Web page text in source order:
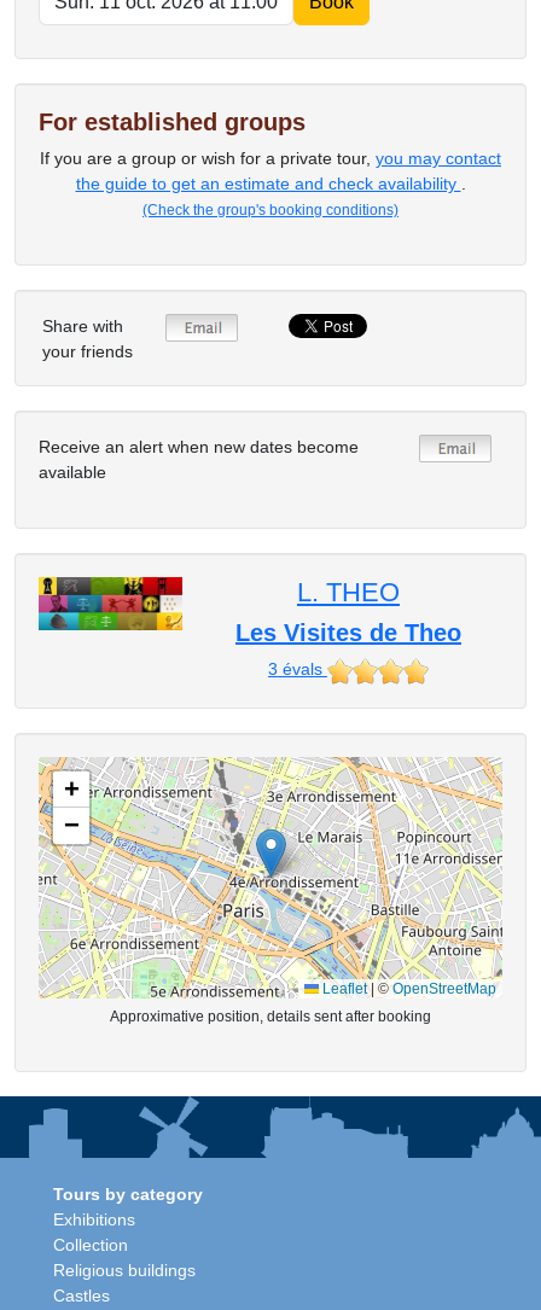
For established groups
If you are a group or wish for a private tour, you may contact
the guide to get an estimate and check availability
(Check the group's booking conditions)
Share with
your friends
Receive an alert when new dates become
available
L. THEO
Les Visites de Theo
3 évals
+
−
Leaflet ©OpenStreetMap
Approximative position, details sent after booking
Tours by category
Exhibitions
Collection
Religious buildings
Castles